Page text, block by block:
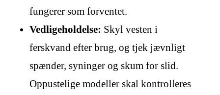
fungerer som forventet.
Vedligeholdelse: Skyl vesten i
ferskvand efter brug, og tjek jævnligt
spænder, syninger og skum for slid.
Oppustelige modeller skal kontrolleres